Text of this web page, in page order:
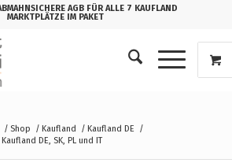
AGB FÜR ALLE 7 KAUFLAND
MARKTPLÄTZE IM PAKET
/ Shop / Kaufland / Kaufland DE
/
DE, SK, PL und IT